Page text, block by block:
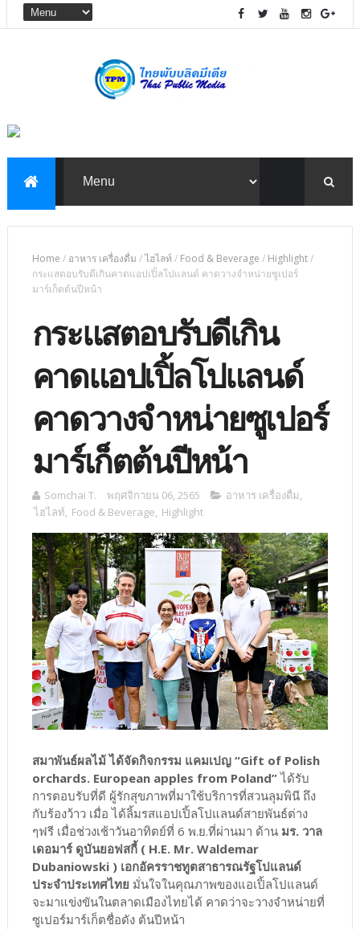
Home / อาหาร เครื่องดื่ม /ไฮไลท์ / Food & Beverage / Highlight/
กระแสตอบรับดีเกินคาดแอปเปิ้ลโปแลนด์ คาดวางจำหน่ายซูเปอร์
มาร์เก็ตต้นปีหน้า
กระแสตอบรับดีเกิน
คาดแอปเปิ้ลโปแลนด์
คาดวางจำหน่ายซูเปอร์
มาร์เก็ตต้นปีหน้า
Somchai T. พฤศจิกายน 06, 2565 อาหาร เครื่องดื่ม,
ไฮไลท์, Food & Beverage, Highlight
สมาพันธ์ผลไม้ ได้จัดกิจกรรม แคมเปญ “Gift of Polish
orchards. European apples from Poland”ได้รับ
การตอบรับที่ดี ผู้รักสุขภาพที่มาใช้บริการที่สวนลุมพินี ถึง
กับร้องว้าว เมื่อ ได้ลิ้มรสแอปเปิ้ลโปแลนด์สายพันธ์ต่าง
ๆฟรี เมื่อช่วงเช้าวันอาทิตย์ที่ 6 พ.ย.ที่ผ่านมา ด้าน มร. วาล
เดอมาร์ ดูบันยอฟสกี้ ( H.E. Mr. Waldemar
Dubaniowski ) เอกอัครราชทูตสาธารณรัฐโปแลนด์
ประจำประเทศไทย มั่นใจในคุณภาพของแอเปิ้ลโปแลนด์
จะมาแข่งขันในตลาดเมืองไทยได้ คาดว่าจะวางจำหน่ายที่
ซูเปอร์มาร์เก็ตชื่อดัง ต้นปีหน้า